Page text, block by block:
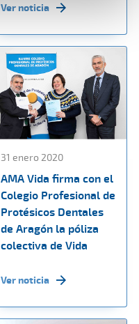
Ver noticia
31 enero 2020
AMA Vida firma con el
Colegio Profesional de
Protésicos Dentales
de Aragón la póliza
colectiva de Vida
Ver noticia